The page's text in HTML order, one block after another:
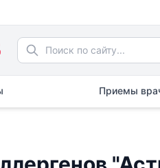
Приемы